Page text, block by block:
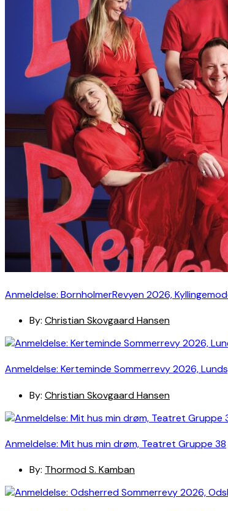
Anmeldelse: BornholmerRevyen 2026,
By: Christian Skovgaard Hansen
Anmeldelse: Kerteminde Sommerrevy 2026,
By: Christian Skovgaard Hansen
Anmeldelse: Mit hus min drøm, Teatret Gruppe 38
By: Thormod S. Kamban